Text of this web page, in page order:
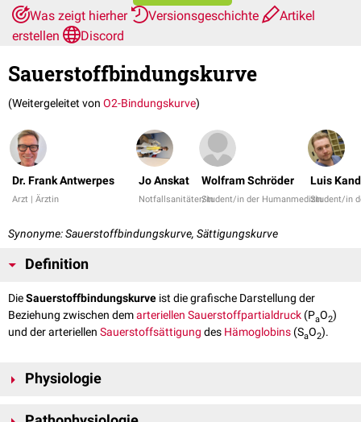
Was zeigt hierher
Versionsgeschichte
Artikel
erstellen
Discord
Sauerstoffbindungskurve
(Weitergeleitet von O2-Bindungskurve)
Dr. Frank Antwerpes
Arzt | Ärztin
Jo Anskat
Notfallsanitäter/in
Wolfram Schröder
Student/in der Humanmedizin
Luis
Student/in
Synonyme: Sauerstoffbindungskurve, Sättigungskurve
Definition
DieSauerstoffbindungskurve ist die grafische Darstellung der
Beziehung zwischen demarteriellen Sauerstoffpartialdruck (PaO2)
und der arteriellen Sauerstoffsättigung des Hämoglobins (SaO2).
Physiologie